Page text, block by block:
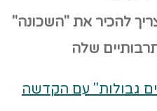
להכיר את "השכונה"
שלה
גבולות" עם הקדשה